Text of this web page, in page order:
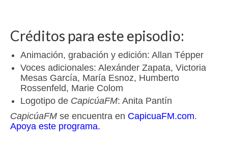
Créditos para este episodio:
Animación, grabación y edición: Allan Tépper
Voces adicionales: Alexánder Zapata, Victoria
Mesas García, María Esnoz, Humberto
Rossenfeld, Marie Colom
Logotipo de CapicúaFM: Anita Pantín
CapicúaFM se encuentra en CapicuaFM.com.
Apoya este programa.